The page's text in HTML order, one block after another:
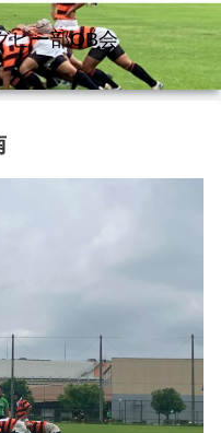
ビー部OB会